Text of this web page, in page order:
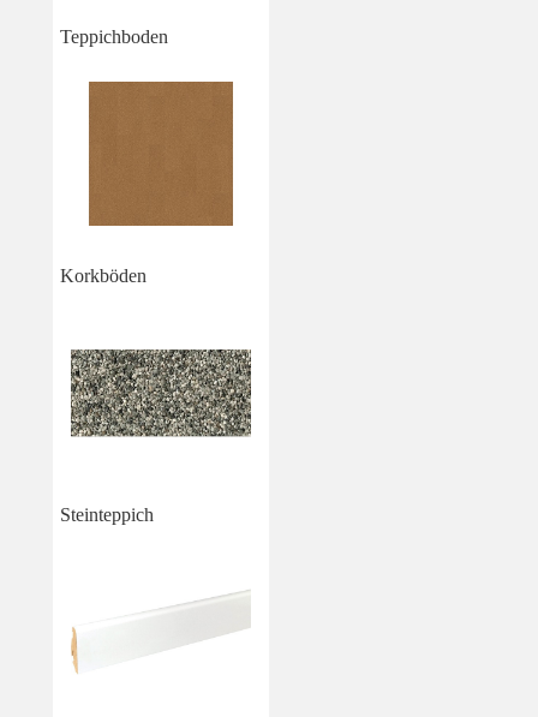
Teppichboden
Korkböden
Steinteppich